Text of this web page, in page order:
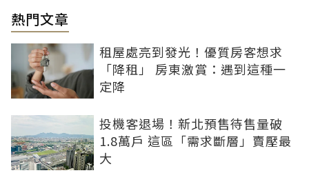
熱門文章
租屋處亮到發光！優質房客想求
「降租」 房東激賞：遇到這種一
定降
投機客退場！新北預售待售量破
1.8萬戶 這區「需求斷層」賣壓最
大